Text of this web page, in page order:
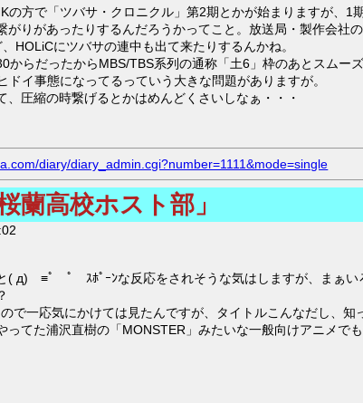
の方で「ツバサ・クロニクル」第2期とかが始まりますが、
りがあったりするんだろうかってこと。放送局・製作会社
HOLiCにツバサの連中も出て来たりするんかね。
からだったからMBS/TBS系列の通称「土6」枠のあとスム
イ事態になってるっていう大きな問題がありますが。
圧縮の時繋げるとかはめんどくさいしなぁ・・・
diary/diary_admin.cgi?number=1111&mode=single
蘭高校ホスト部」
( д) ≡ﾟ ﾟ ｽﾎﾟｰﾝな反応をされそうな気はしますが、まぁい
で一応気にかけては見たんですが、タイトルこんなだし、知
ってた浦沢直樹の「MONSTER」みたいな一般向けアニメ